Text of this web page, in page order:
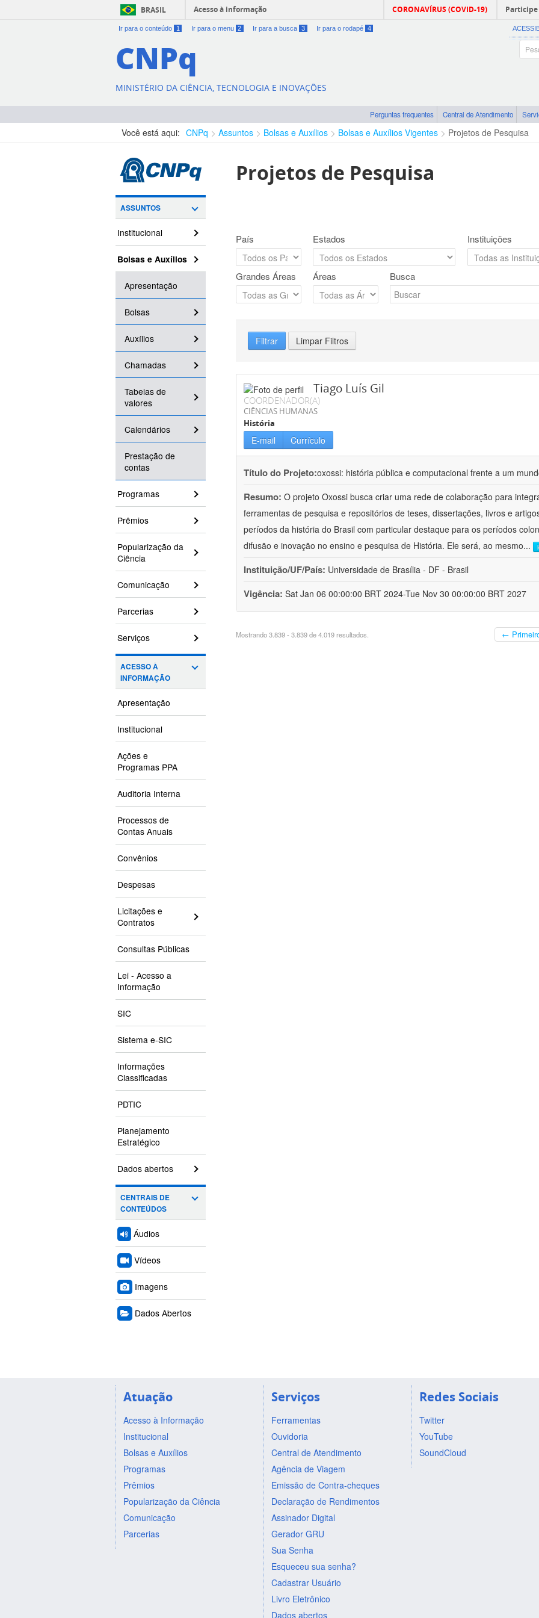
BRASIL Acesso à informação CORONAVÍRUS (COVID-19) Participe
Ir para o conteúdo 1 Ir para o menu 2 Ir para a busca 3 Ir para o rodapé 4
CNPq
MINISTÉRIO DA CIÊNCIA, TECNOLOGIA E INOVAÇÕES
Perguntas frequentes Central de Atendimento
Você está aqui: CNPq Assuntos Bolsas e Auxílios Bolsas e Auxílios Vigentes Projetos de Pesquisa
ASSUNTOS
Institucional
Bolsas e Auxílios
Apresentação
Bolsas
Auxílios
Chamadas
Tabelas de
valores
Calendários
Prestação de
contas
Programas
Prêmios
Popularização da
Ciência
Comunicação
Parcerias
Serviços
ACESSO À
INFORMAÇÃO
Apresentação
Institucional
Ações e
Programas PPA
Auditoria Interna
Processos de
Contas Anuais
Convênios
Despesas
Licitações e
Contratos
Consultas Públicas
Lei - Acesso a
Informação
SIC
Sistema e-SIC
Informações
Classificadas
PDTIC
Planejamento
Estratégico
Dados abertos
CENTRAIS DE
CONTEÚDOS
Áudios
Vídeos
Imagens
Dados Abertos
Projetos de Pesquisa
País Estados Instituições
Grandes Áreas Áreas Busca
Filtrar Limpar Filtros
Tiago Luís Gil
COORDENADOR(A)
CIÊNCIAS HUMANAS
História
E-mail Currículo
Título do Projeto:oxossi: história pública e computacional frente a um
Resumo: O projeto Oxossi busca criar uma rede de colaboração para
ferramentas de pesquisa e repositórios de teses, dissertações, livros e
períodos da história do Brasil com particular destaque para os períodos
difusão e inovação no ensino e pesquisa de História. Ele será, ao mesmo...
Instituição/UF/País: Universidade de Brasília - DF - Brasil
Vigência: Sat Jan 06 00:00:00 BRT 2024-Tue Nov 30 00:00:00 BRT 2027
Mostrando 3.839 - 3.839 de 4.019 resultados. ←
Atuação
Acesso à Informação
Institucional
Bolsas e Auxílios
Programas
Prêmios
Popularização da Ciência
Comunicação
Parcerias
Serviços
Ferramentas
Ouvidoria
Central de Atendimento
Agência de Viagem
Emissão de Contra-cheques
Declaração de Rendimentos
Assinador Digital
Gerador GRU
Sua Senha
Esqueceu sua senha?
Cadastrar Usuário
Livro Eletrônico
Dados abertos
Redes Sociais
Twitter
YouTube
SoundCloud